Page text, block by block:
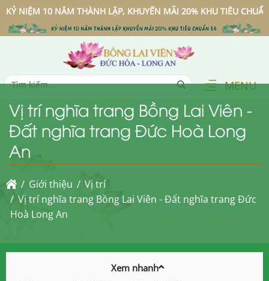
10 NĂM THÀNH LẬP, KHUYẾN MÃI 20% KHU TIÊU CHUẨN E6
MENU
Vị trí nghĩa trang Bồng Lai Viên -
Đất nghĩa trang Đức Hoà Long
An
Giới thiệu
Vị trí
Vị trí nghĩa trang Bồng Lai Viên - Đất nghĩa trang Đức
Hoà Long An
Xem nhanh